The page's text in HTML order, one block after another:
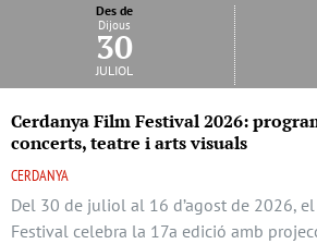
Des de
Dijous
30
juliol
Cerdanya Film Festival 2026:
concerts, teatre i arts visuals
CERDANYA
Del 30 de juliol al 16 d’agost de 2026, el
Festival celebra la 17a edició amb